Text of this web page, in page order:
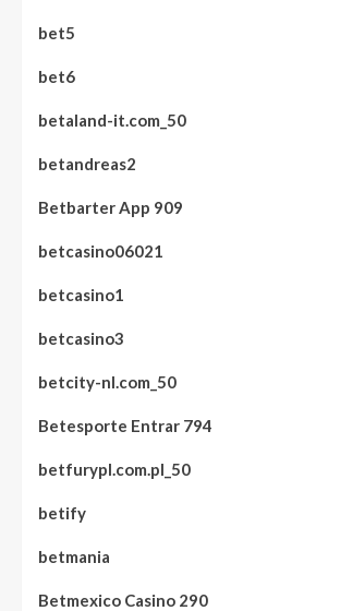
bet5
bet6
betaland-it.com_50
betandreas2
Betbarter App 909
betcasino06021
betcasino1
betcasino3
betcity-nl.com_50
Betesporte Entrar 794
betfurypl.com.pl_50
betify
betmania
Betmexico Casino 290